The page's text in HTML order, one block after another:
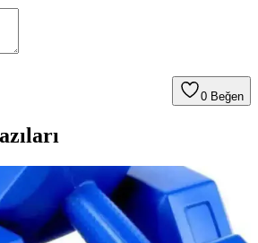
0 Beğen